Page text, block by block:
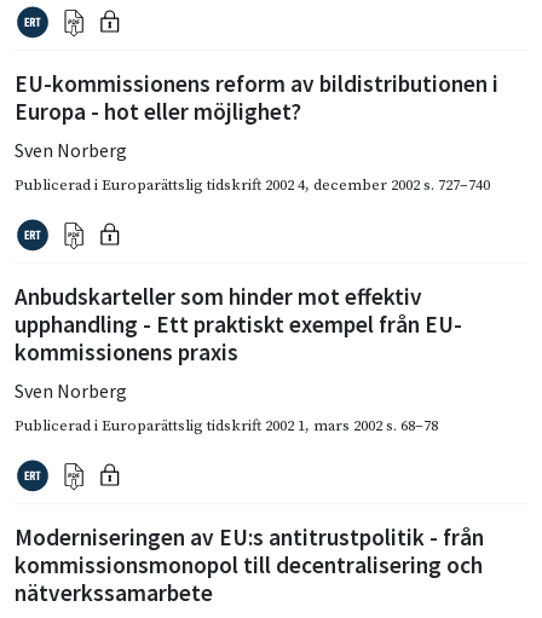
EU-kommissionens reform av bildistributionen i
Europa - hot eller möjlighet?
Sven Norberg
Publicerad iEuroparättslig tidskrift 2002 4, december 2002s. 727–740
Anbudskarteller som hinder mot effektiv
upphandling - Ett praktiskt exempel från EU-
kommissionens praxis
Sven Norberg
Publicerad iEuroparättslig tidskrift 2002 1, mars 2002s. 68–78
Moderniseringen av EU:s antitrustpolitik - från
kommissionsmonopol till decentralisering och
nätverkssamarbete